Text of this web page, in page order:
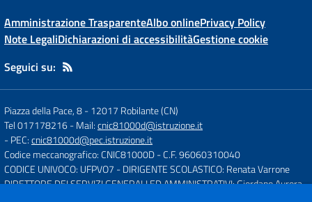
Amministrazione TrasparenteAlbo onlinePrivacy Policy
Note LegaliDichiarazioni di accessibilitàGestione cookie
Seguici su:
Piazza della Pace, 8-12017 Robilante (CN)
Tel 017178216- Mail:cnic81000d@istruzione.it
- PEC:cnic81000d@pec.istruzione.it
Codice meccanografico: CNIC81000D- C.F. 96060310040
CODICE UNIVOCO: UFPVO7 - DIRIGENTE SCOLASTICO: Renata Varrone
DIRETTORE DEI SERVIZI GENERALI ED AMMINISTRATIVI: Giordano Aurora